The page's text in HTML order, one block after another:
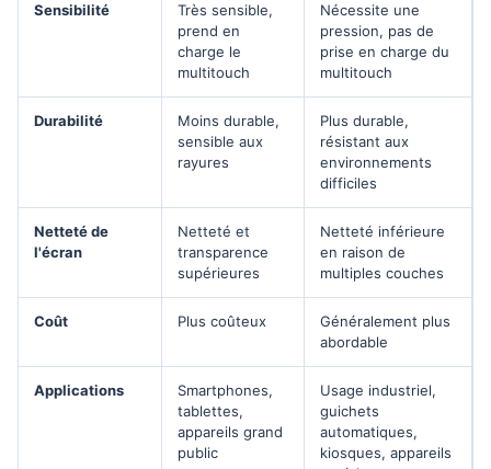
Sensibilité
Très sensible,
prend en
charge le
multitouch
Nécessite une
pression, pas de
prise en charge du
multitouch
Durabilité
Moins durable,
sensible aux
rayures
Plus durable,
résistant aux
environnements
difficiles
Netteté de
l'écran
Netteté et
transparence
supérieures
Netteté inférieure
en raison de
multiples couches
Coût Plus coûteux
Généralement plus
abordable
Applications
Smartphones,
tablettes,
appareils grand
public
Usage industriel,
guichets
automatiques,
kiosques, appareils